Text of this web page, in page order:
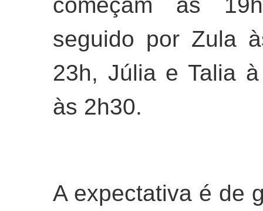
seguido por Zula
23h, Júlia e Talia
às 2h30.
A expectativa é de